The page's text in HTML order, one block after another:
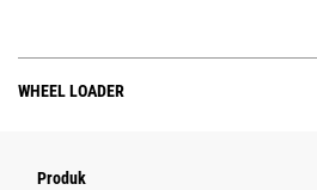
WHEEL LOADER
Produk